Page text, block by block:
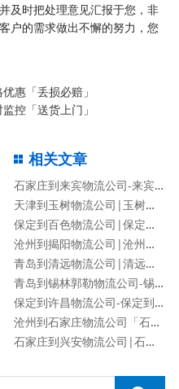
及时把处理意见汇报于您，非
户的需求做出不懈的努力，您
惠「丢损必赔」
控「送货上门」
相关文章
石家庄到来宾物流公司-来宾专线
天津到玉树物流公司|玉树专线
保定到百色物流公司|保定到百色货运专线
沧州到揭阳物流公司|沧州到揭阳物流专线
青岛到清远物流公司|清远专线
青岛到锡林郭勒物流公司-锡林郭勒专线
保定到许昌物流公司-保定到许昌货运专线
沧州到石家庄物流公司「石家庄专线」
石家庄到兴安物流公司|石家庄到兴安货运专线